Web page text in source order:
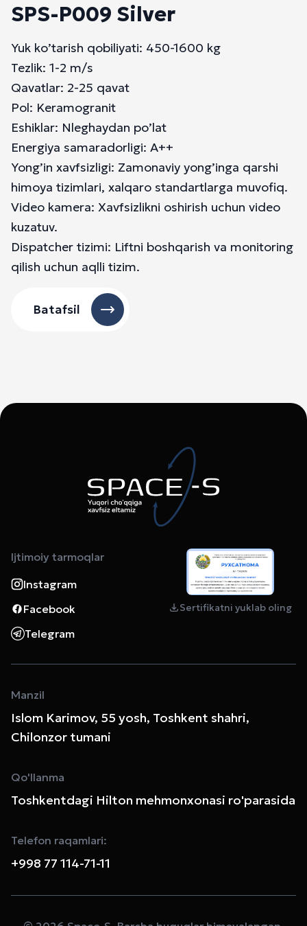
SPS-P009 Silver
Yuk ko’tarish qobiliyati: 450-1600 kg
Tezlik: 1-2 m/s
Qavatlar: 2-25 qavat
Pol: Keramogranit
Eshiklar: Nleghaydan po’lat
Energiya samaradorligi: A++
Yong’in xavfsizligi: Zamonaviy yong’inga qarshi
himoya tizimlari, xalqaro standartlarga muvofiq.
Video kamera: Xavfsizlikni oshirish uchun video
kuzatuv.
Dispatcher tizimi: Liftni boshqarish va monitoring
qilish uchun aqlli tizim.
Batafsil
Ijtimoiy tarmoqlar
Instagram
Facebook
Telegram
Sertifikatni yuklab oling
Manzil
Islom Karimov, 55 yosh, Toshkent shahri,
Chilonzor tumani
Qo'llanma
Toshkentdagi Hilton mehmonxonasi ro'parasida
Telefon raqamlari:
+998 77 114-71-11